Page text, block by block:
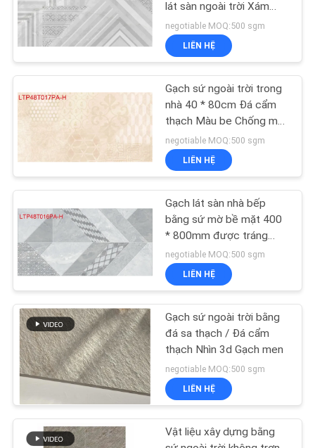
TÔI
CHUYẾN
THAM
QUAN
NHÀ
KIỂM
SOÁT
CHẤT
LƯỢNG
LIÊN
HỆ
VỚI
CHÚNG
TÔI
Gạch sứ hiện đại
115
Gạch nhìn sứ
29
lát sàn ngoài trời Xám
Kích thước 400x800 Mm
negotiable MOQ:500 sgm
LIÊN HỆ
Gạch sứ ngoài trời trong
nhà 40 * 80cm Đá cẩm
thạch Màu be Chống mài
mòn
negotiable MOQ:500 sgm
LIÊN HỆ
Gạch lát sàn nhà bếp
bằng sứ mờ bề mặt 400
* 800mm được tráng
men
negotiable MOQ:500 sgm
LIÊN HỆ
Gạch sứ ngoài trời bằng
đá sa thạch / Đá cẩm
thạch Nhìn 3d Gạch men
negotiable MOQ:500 sgm
LIÊN HỆ
Vật liệu xây dựng bằng